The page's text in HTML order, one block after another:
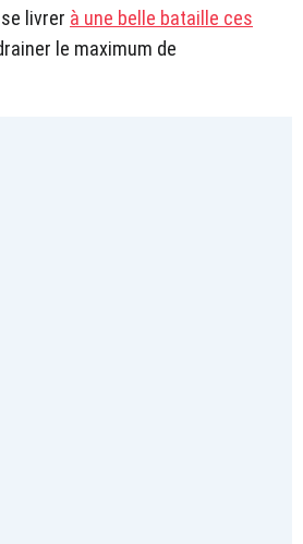
livrer à une belle bataille ces
le maximum de